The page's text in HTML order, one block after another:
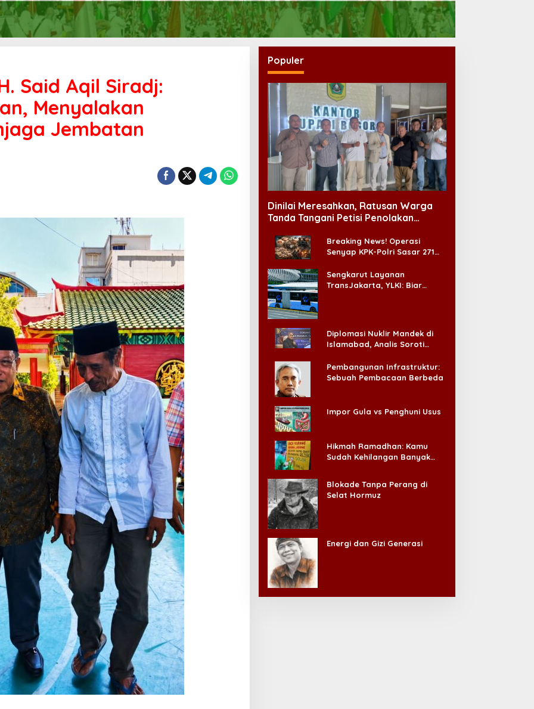
Said Aqil Siradj:
Menyalakan
Jembatan
Populer
Dinilai Meresahkan, Ratusan Warga
Tanda Tangani Petisi Penolakan
Breaking News! Operasi
Senyap KPK-Polri Sasar 271
Ada ‘Badai Pemeriksaan’
Sengkarut Layanan
TransJakarta, YLKI: Biar
Diplomasi Nuklir Mandek di
Islamabad, Analis Soroti
Pembangunan Infrastruktur:
Sebuah Pembacaan Berbeda
Impor Gula vs Penghuni Usus
Hikmah Ramadhan: Kamu
Sudah Kehilangan Banyak
Blokade Tanpa Perang di
Selat Hormuz
Energi dan Gizi Generasi